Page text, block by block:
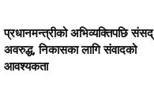
प्रधानमन्त्रीको अभिव्यक्तिपछि संसद्
अवरुद्ध, निकासका लागि संवादको
आवश्यकता